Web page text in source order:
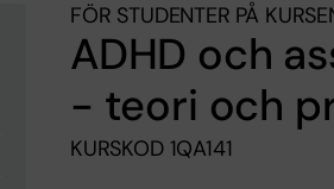
FÖR STUDENTER PÅ
ADHD och
- teori och
KURSKOD 1QA141